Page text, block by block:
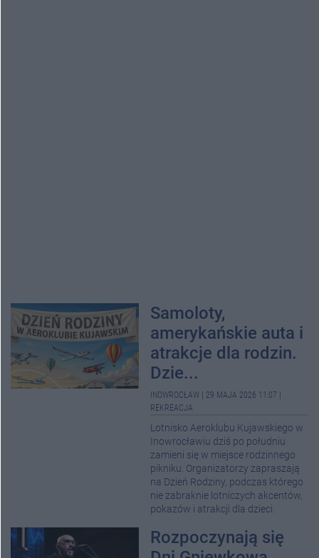
Samoloty,
amerykańskie auta i
atrakcje dla rodzin.
Dzie...
INOWROCŁAW 29 MAJA 2026 11:07
REKREACJA
Lotnisko Aeroklubu Kujawskiego w
Inowrocławiu dziś po południu
zamieni się w miejsce rodzinnego
pikniku. Organizatorzy zapraszają
na Dzień Rodziny, podczas którego
nie zabraknie lotniczych akcentów,
pokazów i atrakcji dla dzieci.
Rozpoczynają się